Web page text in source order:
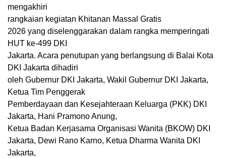
mengakhiri
rangkaian kegiatan Khitanan Massal Gratis
2026 yang diselenggarakan dalam rangka memperingati
HUT ke-499 DKI
Jakarta. Acara penutupan yang berlangsung di Balai Kota
DKI Jakarta dihadiri
oleh Gubernur DKI Jakarta, Wakil Gubernur DKI Jakarta,
Ketua Tim Penggerak
Pemberdayaan dan Kesejahteraan Keluarga (PKK) DKI
Jakarta, Hani Pramono Anung,
Ketua Badan Kerjasama Organisasi Wanita (BKOW) DKI
Jakarta, Dewi Rano Karno, Ketua Dharma Wanita DKI
Jakarta,